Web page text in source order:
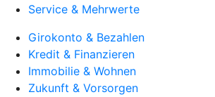
Service & Mehrwerte
Girokonto & Bezahlen
Kredit & Finanzieren
Immobilie & Wohnen
Zukunft & Vorsorgen